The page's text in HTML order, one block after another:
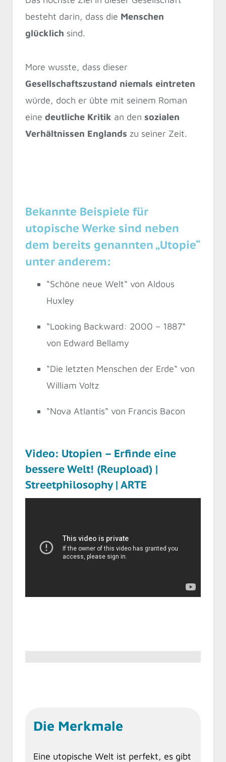
besteht darin, dass die Menschen
glücklich sind.
More wusste, dass dieser
Gesellschaftszustand niemals eintreten
würde, doch er übte mit seinem Roman
eine deutliche Kritik an den sozialen
Verhältnissen Englands zu seiner Zeit.
Bekannte Beispiele für
utopische Werke sind neben
dem bereits genannten „Utopie“
unter anderem:
“Schöne neue Welt“ von Aldous
Huxley
“Looking Backward: 2000 – 1887“
von Edward Bellamy
“Die letzten Menschen der Erde“ von
William Voltz
“Nova Atlantis“ von Francis Bacon
Video: Utopien – Erfinde eine
bessere Welt! (Reupload) |
Streetphilosophy | ARTE
Die Merkmale
Eine utopische Welt ist perfekt, es gibt